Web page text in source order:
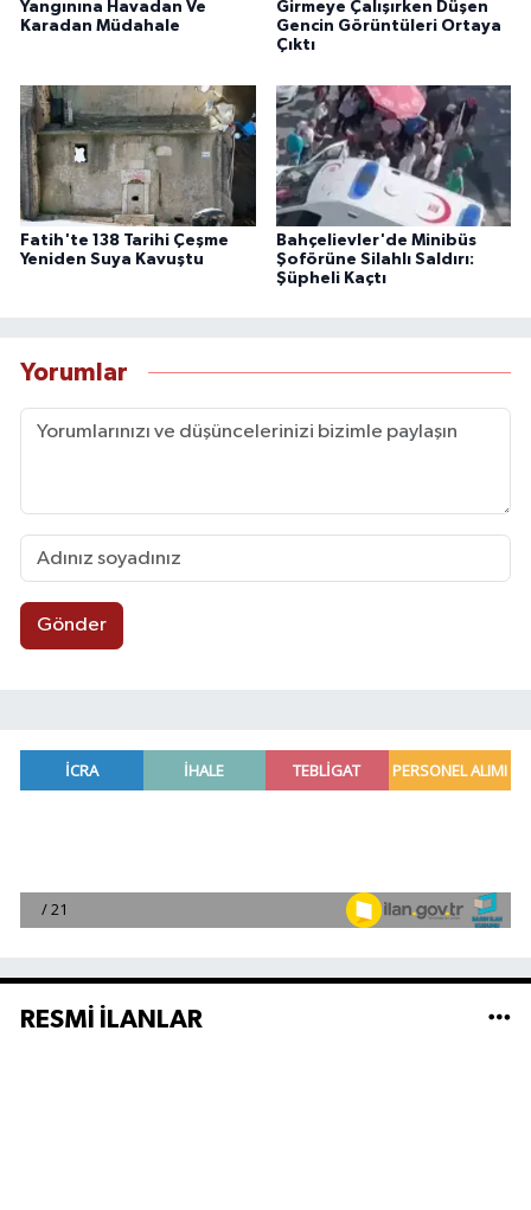
Yangınına Havadan Ve
Karadan Müdahale
Girmeye Çalışırken Düşen
Gencin Görüntüleri Ortaya
Çıktı
Fatih'te 138 Tarihi Çeşme
Yeniden Suya Kavuştu
Bahçelievler'de Minibüs
Şoförüne Silahlı Saldırı:
Şüpheli Kaçtı
Yorumlar
Gönder
RESMİ İLANLAR